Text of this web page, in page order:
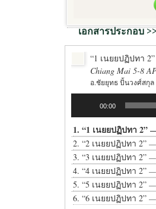
เอกสารประกอบ
“1 เนยยปฏิปทา 2”
Chiang Mai 5-8
อ.ชัยยุทธ ปั้นวงศ์สกุล
00:00
1. “1 เนยยปฏิปทา 2”
2. “2 เนยยปฏิปทา 2” —
3. “3 เนยยปฏิปทา 2” —
4. “4 เนยยปฏิปทา 2” —
5. “5 เนยยปฏิปทา 2” —
6. “6 เนยยปฏิปทา 2” —